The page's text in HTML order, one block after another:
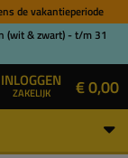
de vakantieperiode
(wit & zwart) - t/m 31
INLOGGEN
ZAKELIJK € 0,00